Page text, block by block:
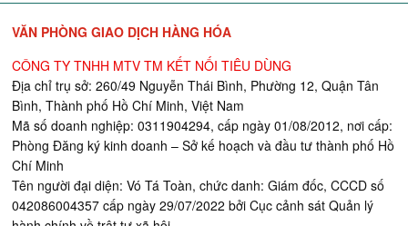
VĂN PHÒNG GIAO DỊCH HÀNG HÓA
CÔNG TY TNHH MTV TM KẾT NỐI TIÊU DÙNG
Địa chỉ trụ sở: 260/49 Nguyễn Thái Bình, Phường 12, Quận Tân
Bình, Thành phố Hồ Chí Minh, Việt Nam
Mã số doanh nghiệp: 0311904294, cấp ngày 01/08/2012, nơi cấp:
Phòng Đăng ký kinh doanh – Sở kế hoạch và đầu tư thành phố Hồ
Chí Minh
Tên người đại diện: Vó Tá Toàn, chức danh: Giám đốc, CCCD số
042086004357 cấp ngày 29/07/2022 bởi Cục cảnh sát Quản lý